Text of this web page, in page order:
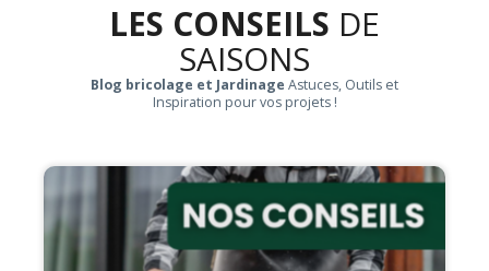
LES CONSEILS DE
SAISONS
Blog bricolage et Jardinage Astuces, Outils et
Inspiration pour vos projets !